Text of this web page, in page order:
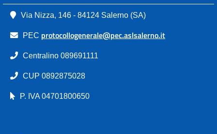
Via Nizza, 146 - 84124 Salerno (SA)
PEC protocollogenerale@pec.aslsalerno.it
Centralino 089691111
CUP 0892875028
P. IVA 04701800650